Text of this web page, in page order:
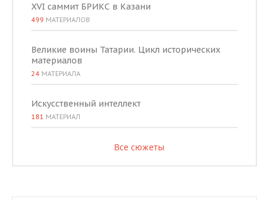
XVI саммит БРИКС в Казани
499 МАТЕРИАЛОВ
Великие воины Татарии. Цикл исторических
материалов
24 МАТЕРИАЛА
Искусственный интеллект
181 МАТЕРИАЛ
Все сюжеты